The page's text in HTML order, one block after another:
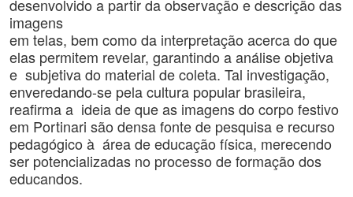
desenvolvido a partir da observação e descrição das
imagens
em telas, bem como da interpretação acerca do que
elas permitem revelar, garantindo a análise objetiva
e subjetiva do material de coleta. Tal investigação,
enveredando-se pela cultura popular brasileira,
reafirma a ideia de que as imagens do corpo festivo
em Portinari são densa fonte de pesquisa e recurso
pedagógico à área de educação física, merecendo
ser potencializadas no processo de formação dos
educandos.